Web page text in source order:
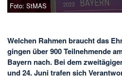
Foto: StMAS
Welchen Rahmen braucht das
gingen über 900 Teilnehmende
Bayern nach. Bei dem
und 24. Juni trafen sich